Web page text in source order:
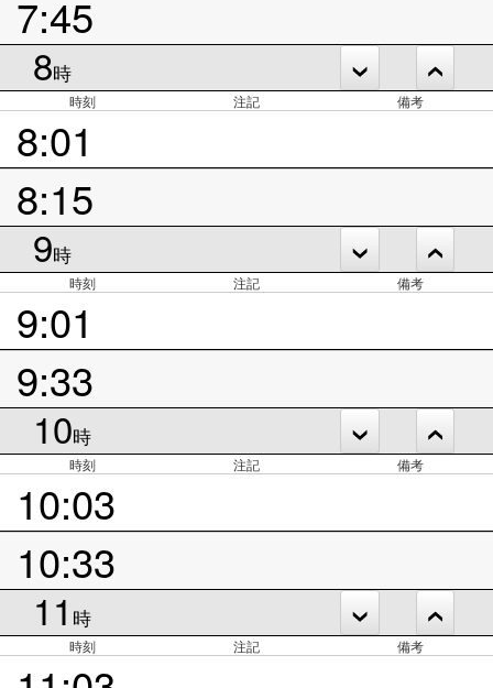
7:45
8時
時刻 注記 備考
8:01
8:15
9時
時刻 注記 備考
9:01
9:33
10時
時刻 注記 備考
10:03
10:33
11 時
時刻 注記 備考